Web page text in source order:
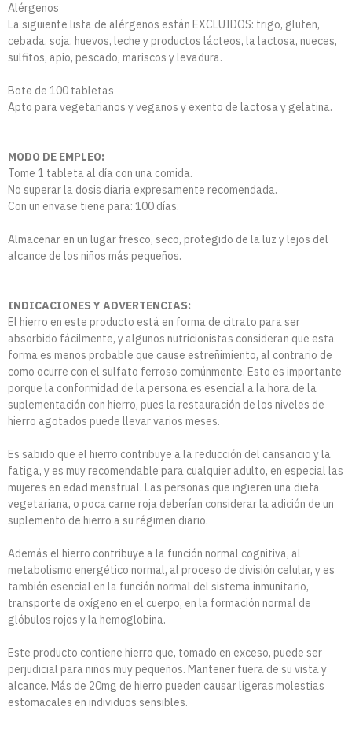
Alérgenos
La siguiente lista de alérgenos están EXCLUIDOS: trigo, gluten,
cebada, soja, huevos, leche y productos lácteos, la lactosa, nueces,
sulfitos, apio, pescado, mariscos y levadura.
Bote de 100 tabletas
Apto para vegetarianos y veganos y exento de lactosa y gelatina.
MODO DE EMPLEO:
Tome 1 tableta al día con una comida.
No superar la dosis diaria expresamente recomendada.
Con un envase tiene para: 100 días.
Almacenar en un lugar fresco, seco, protegido de la luz y lejos del
alcance de los niños más pequeños.
INDICACIONES Y ADVERTENCIAS:
El hierro en este producto está en forma de citrato para ser
absorbido fácilmente, y algunos nutricionistas consideran que esta
forma es menos probable que cause estreñimiento, al contrario de
como ocurre con el sulfato ferroso comúnmente. Esto es importante
porque la conformidad de la persona es esencial a la hora de la
suplementación con hierro, pues la restauración de los niveles de
hierro agotados puede llevar varios meses.
Es sabido que el hierro contribuye a la reducción del cansancio y la
fatiga, y es muy recomendable para cualquier adulto, en especial las
mujeres en edad menstrual. Las personas que ingieren una dieta
vegetariana, o poca carne roja deberían considerar la adición de un
suplemento de hierro a su régimen diario.
Además el hierro contribuye a la función normal cognitiva, al
metabolismo energético normal, al proceso de división celular, y es
también esencial en la función normal del sistema inmunitario,
transporte de oxígeno en el cuerpo, en la formación normal de
glóbulos rojos y la hemoglobina.
Este producto contiene hierro que, tomado en exceso, puede ser
perjudicial para niños muy pequeños. Mantener fuera de su vista y
alcance. Más de 20mg de hierro pueden causar ligeras molestias
estomacales en individuos sensibles.